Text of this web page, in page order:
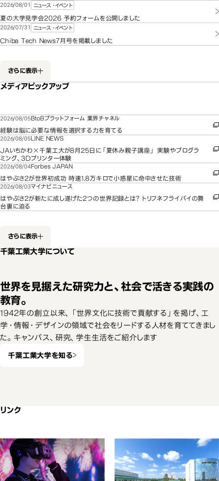
2026/08/01 ニュース・イベント
夏の大学見学会2026 予約フォームを公開しました
2026/07/31 ニュース・イベント
Chiba Tech News7月号を掲載しました
さらに表示
メディアピックアップ
2026/08/05BtoBプラットフォーム 業界チャネル
経験は脳に必要な情報を選択する力を育てる
2026/08/05LINE NEWS
ＪＡいちかわ×千葉工大が8月25日に「夏休み親子講座」 実験やプログラ
ミング、3Ｄプリンター体験
2026/08/04Forbes JAPAN
はやぶさ2が世界初成功 時速1.8万キロで小惑星に命中させた技術
2026/08/03マイナビニュース
はやぶさ2が新たに成し遂げた2つの世界記録とは? トリフネフライバイの舞
台裏に迫る
さらに表示
千葉工業大学について
世界を見据えた研究力と、社会で活きる実践の
教育。
1942年の創立以来、「世界文化に技術で貢献する」を掲げ、工
学・情報・デザインの領域で社会をリードする人材を育ててきまし
た。キャンパス、研究、学生生活をご紹介します
千葉工業大学を知る
リンク